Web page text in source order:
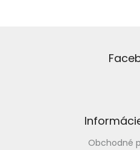
Obchodné